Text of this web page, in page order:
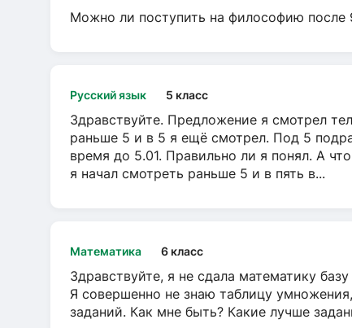
Можно ли поступить на философию после
Русский язык 5 класс
Здравствуйте. Предложение я смотрел
раньше 5 и в 5 я ещё смотрел. Под 5
время до 5.01. Правильно ли я понял. А
я начал смотреть раньше 5 и в пять в...
Математика 6 класс
Здравствуйте, я не сдала математику
Я совершенно не знаю таблицу
заданий. Как мне быть? Какие лучше